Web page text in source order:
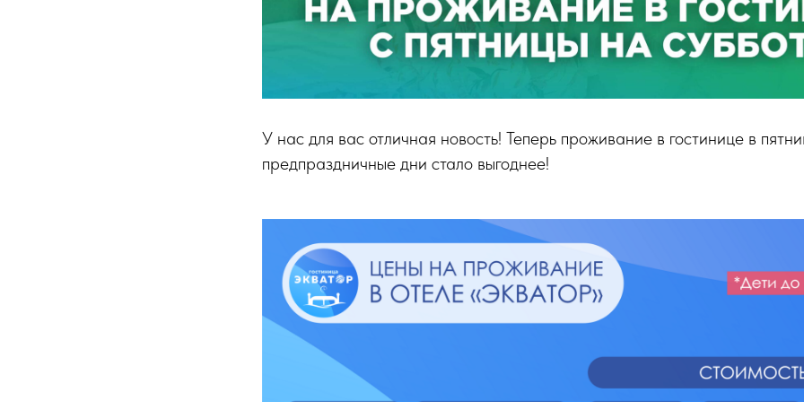
У нас для вас отличная новость! Теперь проживание в гостинице в
предпраздничные дни стало выгоднее!